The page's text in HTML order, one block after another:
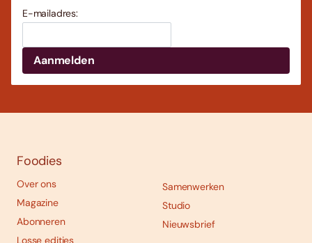
E-mailadres:
Foodies
Over ons
Magazine
Abonneren
Losse edities
Samenwerken
Studio
Nieuwsbrief